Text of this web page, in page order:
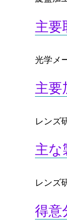
主要
光学メ
主要
レンズ
主な
レンズ
得意